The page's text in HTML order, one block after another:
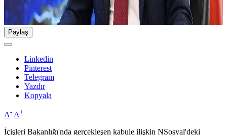
Paylaş
Linkedin
Pinterest
Telegram
Yazdır
Kopyala
A- A+
İçişleri Bakanlığı'nda gerçekleşen kabule ilişkin NSosyal'deki